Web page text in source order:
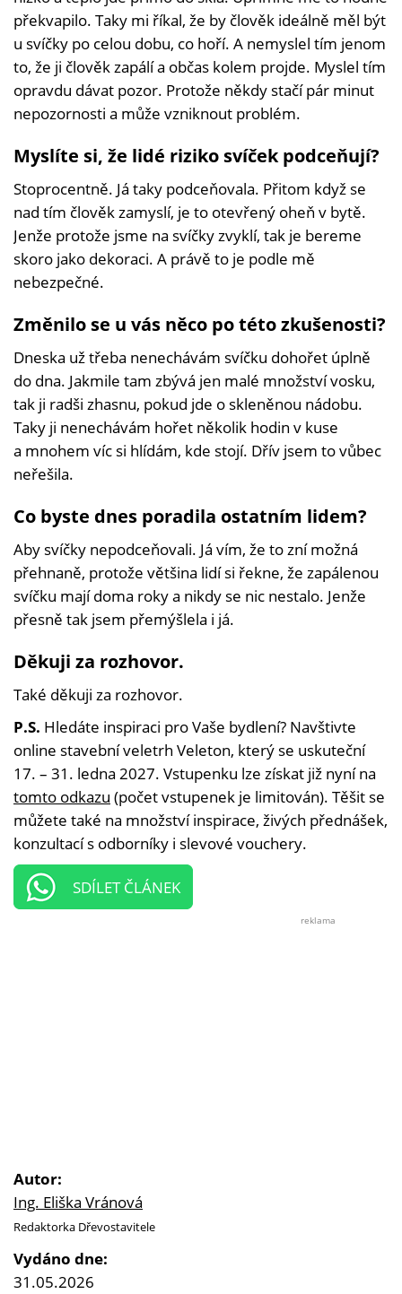
překvapilo. Taky mi říkal, že by člověk ideálně měl být
u svíčky po celou dobu, co hoří. A nemyslel tím jenom
to, že ji člověk zapálí a občas kolem projde. Myslel tím
opravdu dávat pozor. Protože někdy stačí pár minut
nepozornosti a může vzniknout problém.
Myslíte si, že lidé riziko svíček podceňují?
Stoprocentně. Já taky podceňovala. Přitom když se
nad tím člověk zamyslí, je to otevřený oheň v bytě.
Jenže protože jsme na svíčky zvyklí, tak je bereme
skoro jako dekoraci. A právě to je podle mě
nebezpečné.
Změnilo se u vás něco po této zkušenosti?
Dneska už třeba nenechávám svíčku dohořet úplně
do dna. Jakmile tam zbývá jen malé množství vosku,
tak ji radši zhasnu, pokud jde o skleněnou nádobu.
Taky ji nenechávám hořet několik hodin v kuse
a mnohem víc si hlídám, kde stojí. Dřív jsem to vůbec
neřešila.
Co byste dnes poradila ostatním lidem?
Aby svíčky nepodceňovali. Já vím, že to zní možná
přehnaně, protože většina lidí si řekne, že zapálenou
svíčku mají doma roky a nikdy se nic nestalo. Jenže
přesně tak jsem přemýšlela i já.
Děkuji za rozhovor.
Také děkuji za rozhovor.
P.S. Hledáte inspiraci pro Vaše bydlení? Navštivte
online stavební veletrh Veleton, který se uskuteční
17. – 31. ledna 2027. Vstupenku lze získat již nyní na
tomto odkazu (počet vstupenek je limitován). Těšit se
můžete také na množství inspirace, živých přednášek,
konzultací s odborníky i slevové vouchery.
SDÍLET ČLÁNEK
reklama
Autor:
Ing. Eliška Vránová
Redaktorka Dřevostavitele
Vydáno dne:
31.05.2026